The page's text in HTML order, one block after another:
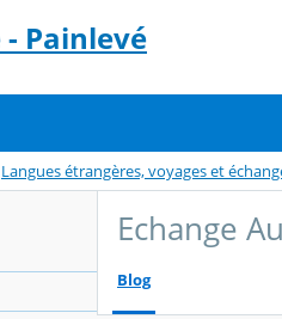
- Painlevé
Langues étrangères, voyages et
Echange
Blog